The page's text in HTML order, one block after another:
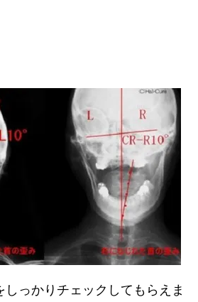
しっかりチェックしてもらえま